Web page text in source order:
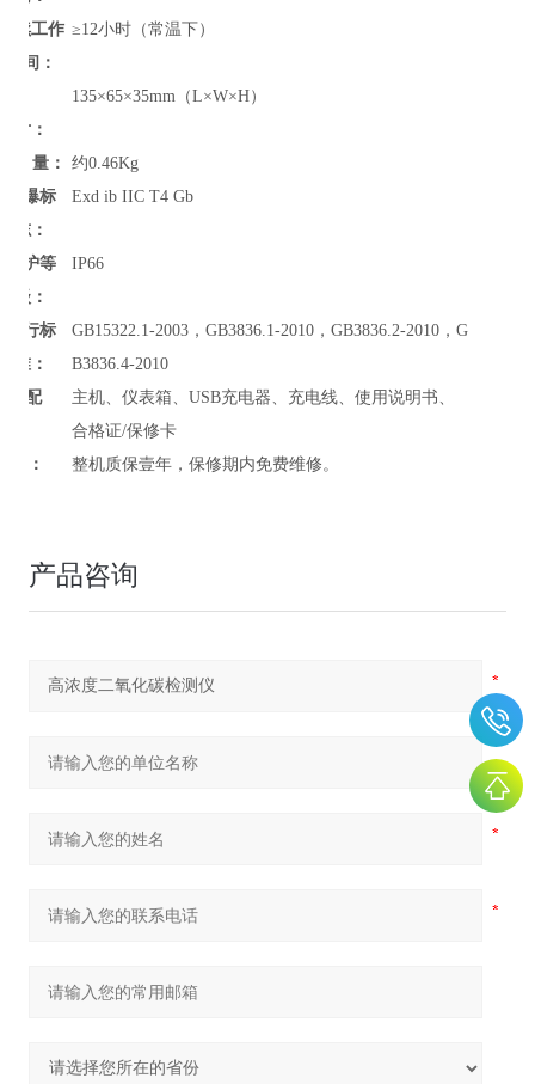
续工作
时间：
≥12小时（常温下）
寸：
135×65×35mm（L×W×H）
量：
约0.46Kg
防爆标
志：
Exd ib IIC T4 Gb
防护等
级：
IP66
执行标
准：
GB15322.1-2003，GB3836.1-2010，GB3836.2-2010，G
B3836.4-2010
准配
主机、仪表箱、USB充电器、充电线、使用说明书、
合格证/保修卡
*：
整机质保壹年，保修期内免费维修。
产品咨询